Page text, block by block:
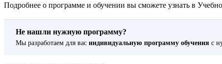
Подробнее о программе и обучении вы сможете узнать в
Не нашли нужную программу?
Мы разработаем для вас индивидуальную программу обучения с